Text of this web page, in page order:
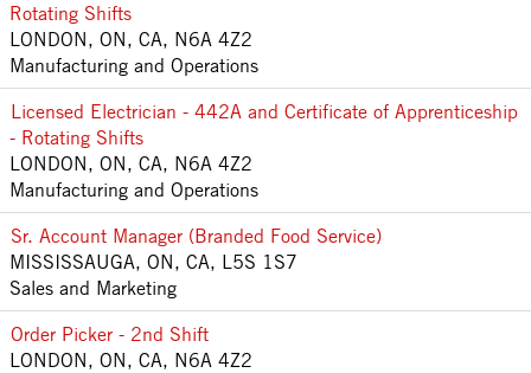
Rotating Shifts
LONDON, ON, CA, N6A 4Z2
Manufacturing and Operations
Licensed Electrician - 442A and Certificate of Apprenticeship
- Rotating Shifts
LONDON, ON, CA, N6A 4Z2
Manufacturing and Operations
Sr. Account Manager (Branded Food Service)
MISSISSAUGA, ON, CA, L5S 1S7
Sales and Marketing
Order Picker - 2nd Shift
LONDON, ON, CA, N6A 4Z2